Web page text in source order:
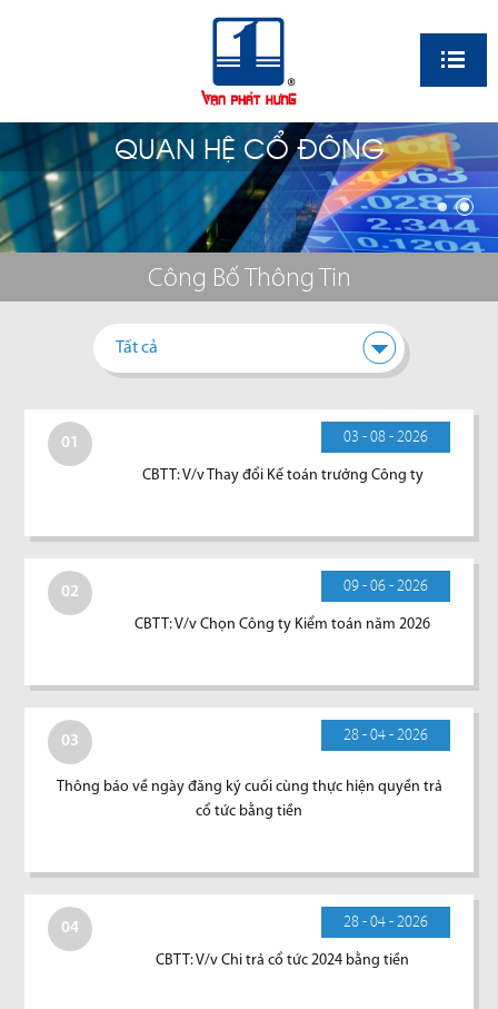
QUAN HỆ CỔ ĐÔNG
Công Bố Thông Tin
Tất cả
01 03 - 08 - 2026
CBTT: V/v Thay đổi Kế toán trưởng Công ty
02 09 - 06 - 2026
CBTT: V/v Chọn Công ty Kiểm toán năm 2026
03 28 - 04 - 2026
Thông báo về ngày đăng ký cuối cùng thực hiện quyền trả
cổ tức bằng tiền
04 28 - 04 - 2026
CBTT: V/v Chi trả cổ tức 2024 bằng tiền